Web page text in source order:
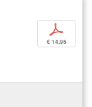
p
€ 14,95